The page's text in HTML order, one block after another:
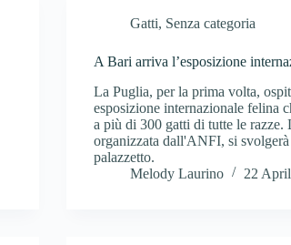
Gatti, Senza categoria
A Bari arriva l’esposizione
La Puglia, per la prima volta,
esposizione internazionale felina
a più di 300 gatti di tutte le razze.
organizzata dall'ANFI, si
palazzetto.
Melody Laurino
22